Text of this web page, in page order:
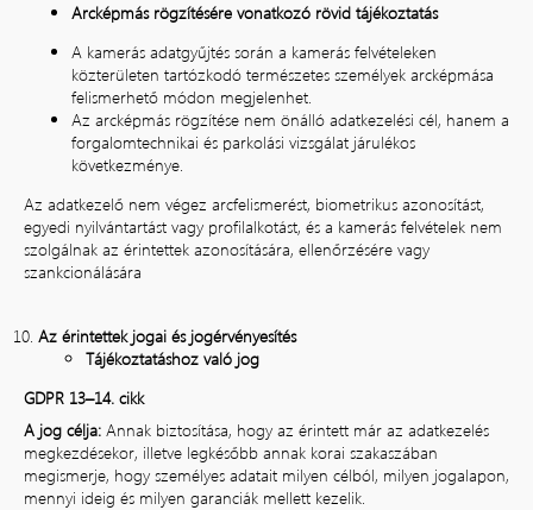
Arcképmás rögzítésére vonatkozó rövid tájékoztatás
A kamerás adatgyűjtés során a kamerás felvételeken
közterületen tartózkodó természetes személyek arcképmása
felismerhető módon megjelenhet.
Az arcképmás rögzítése nem önálló adatkezelési cél, hanem a
forgalomtechnikai és parkolási vizsgálat járulékos
következménye.
Az adatkezelő nem végez arcfelismerést, biometrikus azonosítást,
egyedi nyilvántartást vagy profilalkotást, és a kamerás felvételek nem
szolgálnak az érintettek azonosítására, ellenőrzésére vagy
szankcionálására
Az érintettek jogai és jogérvényesítés
Tájékoztatáshoz való jog
GDPR 13–14. cikk
A jog célja: Annak biztosítása, hogy az érintett már az adatkezelés
megkezdésekor, illetve legkésőbb annak korai szakaszában
megismerje, hogy személyes adatait milyen célból, milyen jogalapon,
mennyi ideig és milyen garanciák mellett kezelik.